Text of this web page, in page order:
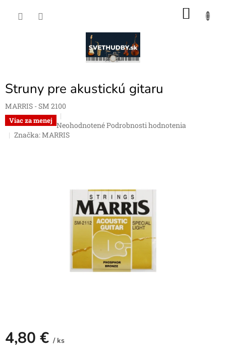
Struny pre akustickú gitaru
MARRIS - SM 2100
Viac za menej Priemerné
hodnotenie
hviezdičiek.
NeohodnotenéPodrobnosti hodnotenia
Značka:MARRIS
4,80 € / ks